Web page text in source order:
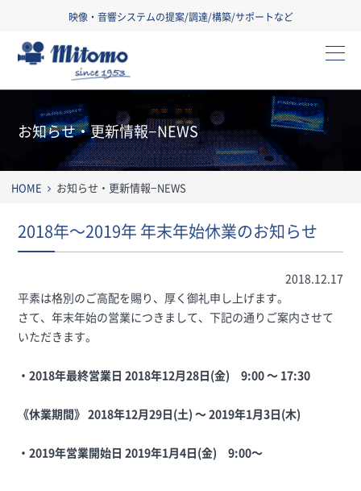
映像・音響システムの提案/調達/構築/サポートなど
お知らせ・更新情報−NEWS
HOME お知らせ・更新情報−NEWS
2018年〜2019年 年末年始休業のお知らせ
2018.12.17
平素は格別のご高配を賜り、厚く御礼申し上げます。
さて、年末年始の営業につきまして、下記の通りご案内させて
いただきます。
・2018年最終営業日 2018年12月28日(金) 9:00 〜 17:30
《休業期間》 2018年12月29日(土) 〜 2019年1月3日(木)
・2019年営業開始日 2019年1月4日(金) 9:00〜